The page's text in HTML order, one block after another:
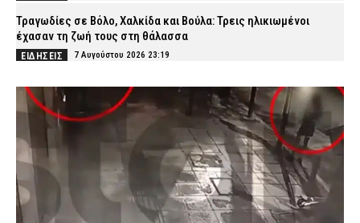
Τραγωδίες σε Βόλο, Χαλκίδα και Βούλα: Τρεις ηλικιωμένοι
έχασαν τη ζωή τους στη θάλασσα
ΕΙΔΗΣΕΙΣ 7 Αυγούστου 2026 23:19
Χανιά: Αστυνομικοί παρίσταναν τους τουρίστες και συνέλαβαν
παρκαδόρο – Πήρε τη θέση του ο ιδιοκτήτης και συνελήφθη και
αυτός
ΑΣΤΥΝΟΜΙΑ
Πύργος: Φίδι εμφανίστηκε στα Επείγοντα του νοσοκομείου και
προκάλεσε αναστάτωση
ΕΙΔΗΣΕΙΣ 7 Αυγούστου 2026 22:51